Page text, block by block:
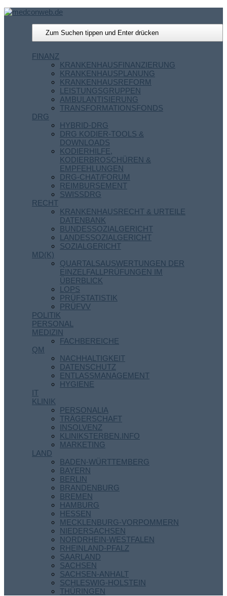
FINANZ
KRANKENHAUSFINANZIERUNG
KRANKENHAUSPLANUNG
KRANKENHAUSREFORM
LEISTUNGSGRUPPEN
AMBULANTISIERUNG
TRANSFORMATIONSFONDS
DRG
HYBRID-DRG
DRG KODIER-TOOLS &
DOWNLOADS
KODIERHILFE,
KODIERBROSCHÜREN &
EMPFEHLUNGEN
DRG-CHAT/FORUM
REIMBURSEMENT
SWISSDRG
RECHT
KRANKENHAUSRECHT & URTEILE
DATENBANK
BUNDESSOZIALGERICHT
LANDESSOZIALGERICHT
SOZIALGERICHT
MD(K)
QUARTALSAUSWERTUNGEN DER
EINZELFALLPRÜFUNGEN IM
ÜBERBLICK
LOPS
PRÜFSTATISTIK
PRÜFVV
POLITIK
PERSONAL
MEDIZIN
FACHBEREICHE
QM
NACHHALTIGKEIT
DATENSCHUTZ
ENTLASSMANAGEMENT
HYGIENE
IT
KLINIK
PERSONALIA
TRÄGERSCHAFT
INSOLVENZ
KLINIKSTERBEN.INFO
MARKETING
LAND
BADEN-WÜRTTEMBERG
BAYERN
BERLIN
BRANDENBURG
BREMEN
HAMBURG
HESSEN
MECKLENBURG-VORPOMMERN
NIEDERSACHSEN
NORDRHEIN-WESTFALEN
RHEINLAND-PFALZ
SAARLAND
SACHSEN
SACHSEN-ANHALT
SCHLESWIG-HOLSTEIN
THÜRINGEN